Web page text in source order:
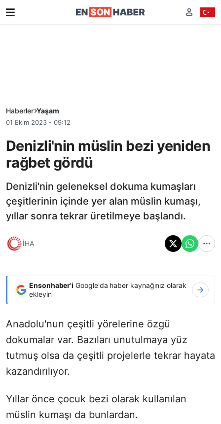
Haberler Yaşam
01 Ekim 2023 - 09:12
Denizli'nin müslin bezi yeniden
rağbet gördü
Denizli'nin geleneksel dokuma kumaşları
çeşitlerinin içinde yer alan müslin kumaşı,
yıllar sonra tekrar üretilmeye başlandı.
İHA
Ensonhaber'i Google'da haber kaynağınız olarak
ekleyin
Anadolu'nun çeşitli yörelerine özgü
dokumalar var. Bazıları unutulmaya yüz
tutmuş olsa da çeşitli projelerle tekrar hayata
kazandırılıyor.
Yıllar önce çocuk bezi olarak kullanılan
müslin kumaşı da bunlardan.